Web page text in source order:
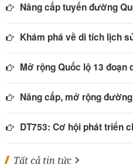
Nâng cấp tuyến đường
Khám phá về di tích lịch
Mở rộng Quốc lộ 13 đoạn
Nâng cấp, mở rộng
DT753: Cơ hội phát triển
Tất cả tin tức